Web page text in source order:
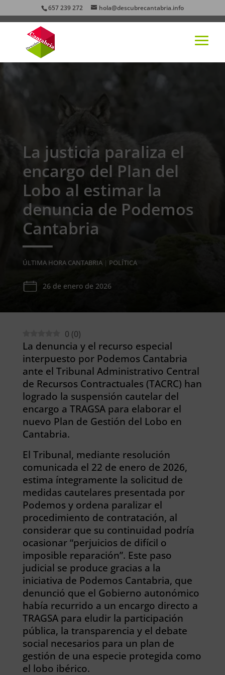
657 239 272 hola@descubrecantabria.info
La justicia paraliza el
encargo del Plan del
Lobo al estimar la
denuncia de Podemos
Cantabria
ÚLTIMA HORA CANTABRIA| POLÍTICA
26 de enero de 2026
0 (0)
La denuncia y el recurso especial
interpuesto por Podemos Cantabria
ante el Tribunal Administrativo Central
de Recursos Contractuales (TACRC) han
logrado la suspensión cautelar del
encargo a TRAGSA para elaborar el
nuevo Plan de Gestión del Lobo en
Cantabria.
El Tribunal, mediante resolución
comunicada el 22 de enero de 2026,
estima íntegramente la solicitud de
medidas cautelares presentada por
Podemos y ordena paralizar el
procedimiento de contratación, al
considerar que su continuidad podría
ocasionar “perjuicios de difícil o
imposible reparación”. Este paso
judicial se produce gracias a la
iniciativa de Podemos Cantabria, que
denunció que el Gobierno autonómico
había recurrido a un encargo directo a
TRAGSA para eludir la participación
pública, la transparencia y el debate
social necesarios para un plan de
gestión de una especie protegida como
el lobo ibérico.